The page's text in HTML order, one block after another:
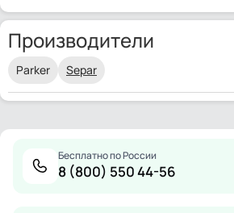
Производители
Parker Separ
Бесплатно по России
8 (800) 550 44-56